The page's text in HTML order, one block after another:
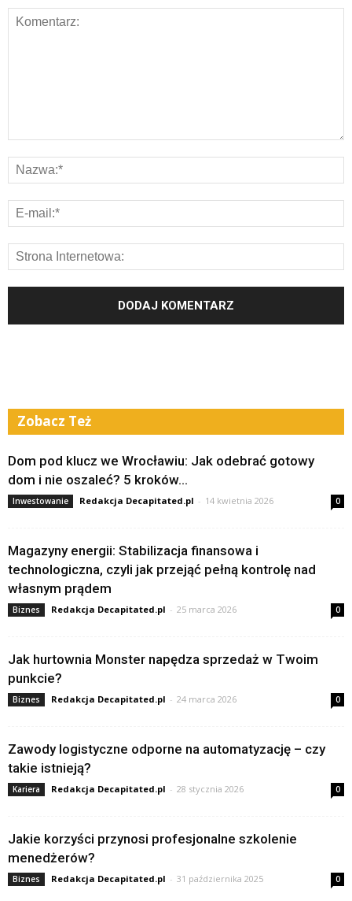
Zobacz Też
Dom pod klucz we Wrocławiu: Jak odebrać gotowy
dom i nie oszaleć? 5 kroków...
Inwestowanie Redakcja Decapitated.pl - 14 kwietnia 2026 0
Magazyny energii: Stabilizacja finansowa i
technologiczna, czyli jak przejąć pełną kontrolę nad
własnym prądem
Biznes Redakcja Decapitated.pl - 25 marca 2026 0
Jak hurtownia Monster napędza sprzedaż w Twoim
punkcie?
Biznes Redakcja Decapitated.pl - 24 marca 2026 0
Zawody logistyczne odporne na automatyzację – czy
takie istnieją?
Kariera Redakcja Decapitated.pl - 28 stycznia 2026 0
Jakie korzyści przynosi profesjonalne szkolenie
menedżerów?
Biznes Redakcja Decapitated.pl - 31 października 2025 0